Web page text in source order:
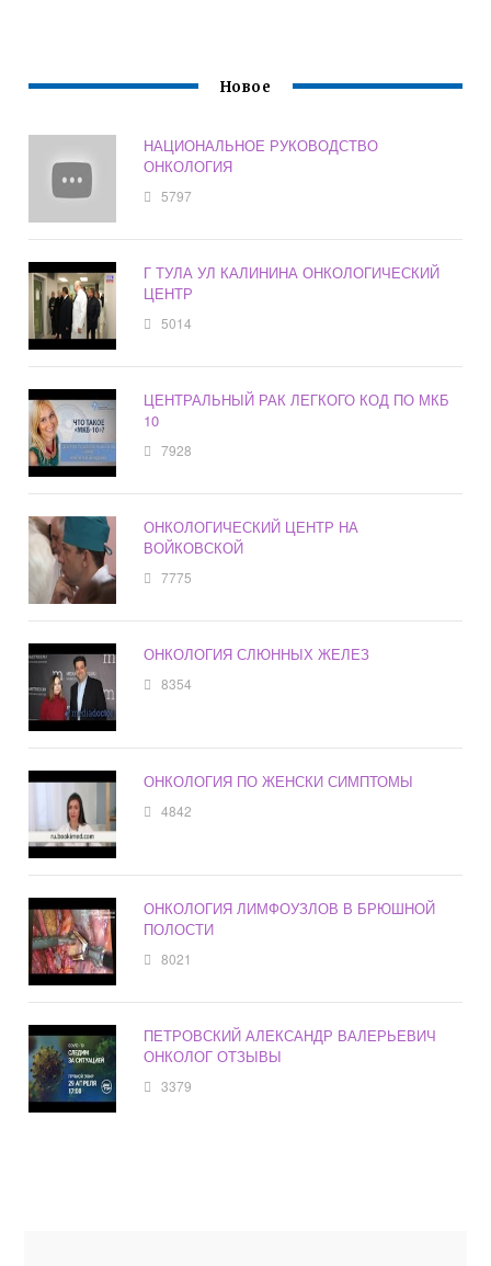
Новое
НАЦИОНАЛЬНОЕ РУКОВОДСТВО
ОНКОЛОГИЯ
5797
Г ТУЛА УЛ КАЛИНИНА ОНКОЛОГИЧЕСКИЙ
ЦЕНТР
5014
ЦЕНТРАЛЬНЫЙ РАК ЛЕГКОГО КОД ПО МКБ
10
7928
ОНКОЛОГИЧЕСКИЙ ЦЕНТР НА
ВОЙКОВСКОЙ
7775
ОНКОЛОГИЯ СЛЮННЫХ ЖЕЛЕЗ
8354
ОНКОЛОГИЯ ПО ЖЕНСКИ СИМПТОМЫ
4842
ОНКОЛОГИЯ ЛИМФОУЗЛОВ В БРЮШНОЙ
ПОЛОСТИ
8021
ПЕТРОВСКИЙ АЛЕКСАНДР ВАЛЕРЬЕВИЧ
ОНКОЛОГ ОТЗЫВЫ
3379